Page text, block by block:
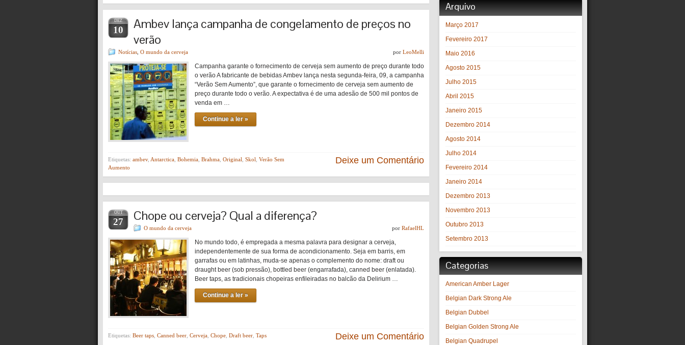
DEZ
10
Ambev lança campanha de congelamento de preços no
verão
Notícias O mundo da cerveja por LeoMelli
Campanha garante o fornecimento de cerveja sem aumento de preço durante todo
o verão A fabricante de bebidas Ambev lança nesta segunda-feira, 09, a campanha
“Verão Sem Aumento”, que garante o fornecimento de cerveja sem aumento de
preço durante todo o verão. A expectativa é de uma adesão de 500 mil pontos de
venda em …
Continue a ler »
Etiquetas: ambev, Antarctica Bohemia Brahma Original Skol Verão Sem
Aumento
Deixe um Comentário
OUT
27 Chope ou cerveja? Qual a diferença?
O mundo da cerveja por RafaelHL
No mundo todo, é empregada a mesma palavra para designar a cerveja,
independentemente de sua forma de acondicionamento. Seja em barris, em
garrafas ou em latinhas, muda-se apenas o complemento do nome: draft ou
draught beer (sob pressão), bottled beer (engarrafada), canned beer (enlatada).
Beer taps, as tradicionais chopeiras enfileiradas no balcão da Delirium …
Continue a ler »
Etiquetas: Beer taps Canned beer Cerveja Chope Draft beer Taps Deixe um Comentário
Arquivo
Março 2017
Fevereiro 2017
Maio 2016
Agosto 2015
Julho 2015
Abril 2015
Janeiro 2015
Dezembro 2014
Agosto 2014
Julho 2014
Fevereiro 2014
Janeiro 2014
Dezembro 2013
Novembro 2013
Outubro 2013
Setembro 2013
Categorias
American Amber Lager
Belgian Dark Strong Ale
Belgian Dubbel
Belgian Golden Strong Ale
Belgian Quadrupel